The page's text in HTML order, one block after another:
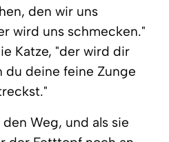
den wir uns
wird uns schmecken."
Katze, "der wird dir
du deine feine Zunge
Weg, und als sie